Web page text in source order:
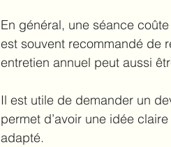
En général, une séance
est souvent recommandé de
entretien annuel peut aussi
Il est utile de demander un
permet d’avoir une idée
adapté.